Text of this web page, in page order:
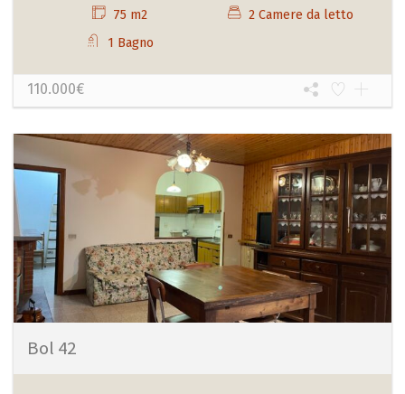
75 m2
2 Camere da letto
1 Bagno
110.000€
Bol 42